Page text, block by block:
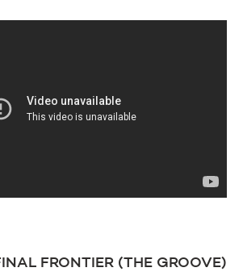
FRONTIER (THE GROOVE)